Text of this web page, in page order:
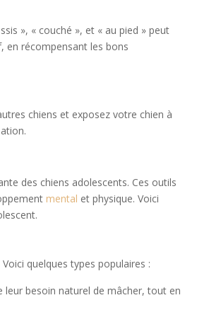
», « couché », et « au pied » peut
en récompensant les bons
chiens et exposez votre chien à
des chiens adolescents. Ces outils
mental et physique. Voici
quelques types populaires :
besoin naturel de mâcher, tout en